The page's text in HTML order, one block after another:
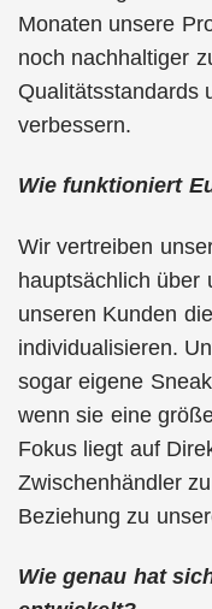
Monaten unsere
noch nachhaltiger
Qualitätsstandards
verbessern.
Wie funktioniert
Wir vertreiben
hauptsächlich über
unseren Kunden
individualisieren.
sogar eigene
wenn sie eine
Fokus liegt auf
Zwischenhändler
Beziehung zu
Wie genau hat